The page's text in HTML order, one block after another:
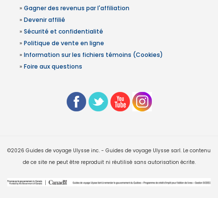
» Gagner des revenus par l'affiliation
» Devenir affilié
» Sécurité et confidentialité
» Politique de vente en ligne
» Information sur les fichiers témoins (Cookies)
» Foire aux questions
©2026 Guides de voyage Ulysse inc. - Guides de voyage Ulysse sarl. Le contenu
de ce site ne peut être reproduit ni réutilisé sans autorisation écrite.